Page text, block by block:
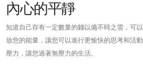
內心的平靜
知道自己存有一定數量的錢以備不時之需，可
放您的能量，讓您可以進行更愉快的思考和活
壓力，讓您過著無壓力的生活。